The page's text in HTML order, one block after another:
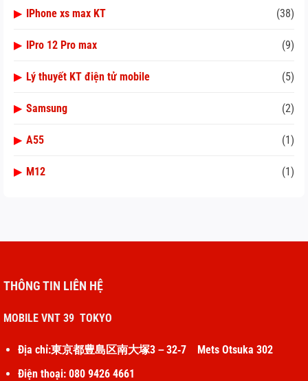
▶ IPhone xs max KT (38)
▶ IPro 12 Pro max (9)
▶ Lý thuyết KT điện tử mobile (5)
▶ Samsung (2)
▶ A55 (1)
▶ M12 (1)
THÔNG TIN LIÊN HỆ
MOBILE VNT 39 TOKYO
Địa chỉ:東京都豊島区南大塚3－32‐7 Mets Otsuka 302
Điện thoại: 080 9426 4661